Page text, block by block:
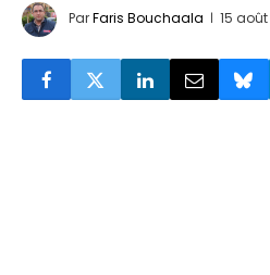
ParFaris Bouchaala 15 août